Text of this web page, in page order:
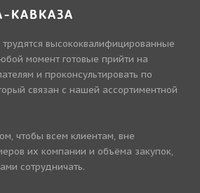
КАВКАЗА
высококвалифицированные
момент готовые прийти на
и проконсультировать по
связан с нашей ассортиментной
чтобы всем клиентам, вне
их компании и объёма закупок,
сотрудничать.